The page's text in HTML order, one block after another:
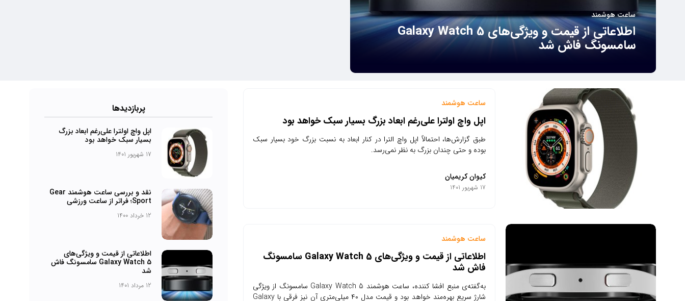
ساعت هوشمند
اطلاعاتی از قیمت و ویژگی‌های Galaxy Watch 5
سامسونگ فاش شد
ساعت هوشمند
اپل واچ اولترا علی‌رغم ابعاد بزرگ بسیار سبک خواهد بود
طبق گزارش‌ها، احتمالاً اپل واچ الترا در کنار ابعاد به نسبت بزرگ خود بسیار سبک
بوده و حتی چندان بزرگ به نظر نمی‌رسد.
کیوان کریمیان
17 شهریور 1401
ساعت هوشمند
اطلاعاتی از قیمت و ویژگی‌های Galaxy Watch 5 سامسونگ
فاش شد
به‌گفته‌ی منبع افشا کننده، ساعت هوشمند Galaxy Watch 5 سامسونگ از ویژگی
شارژ سریع‌ بهره‌مند خواهد بود و قیمت مدل ۴۰ میلی‌متری آن نیز فرقی با Galaxy
پرباز‌دیدها
اپل واچ اولترا علی‌رغم ابعاد بزرگ
بسیار سبک خواهد بود
17 شهریور 1401
نقد و بررسی ساعت هوشمند Gear
Sport؛ فراتر از ساعت ورزشی
12 خرداد 1400
اطلاعاتی از قیمت و ویژگی‌های
Galaxy Watch 5 سامسونگ فاش
شد
12 مرداد 1401